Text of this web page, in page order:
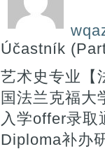
Účastník
艺术史专业【
国法兰克福大
入学offer录
Diploma补办